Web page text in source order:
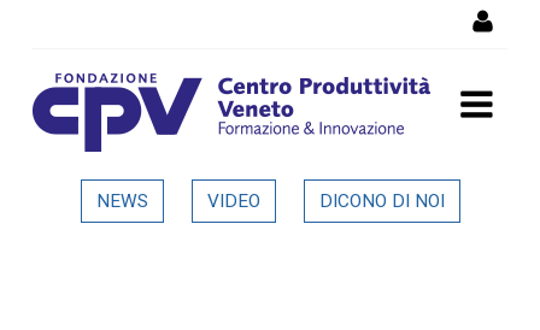
Giornale di Vicenza
NEWS VIDEO DICONO DI NOI